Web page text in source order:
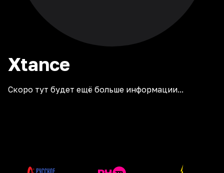
Xtance
Скоро тут будет ещё больше информации...